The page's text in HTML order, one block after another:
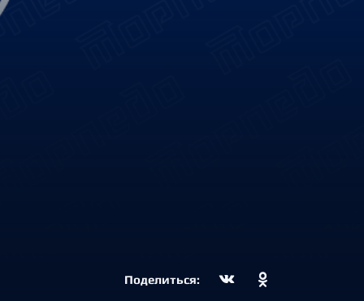
Поделиться: